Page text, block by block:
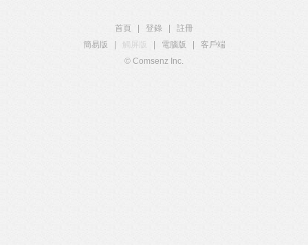
首頁 登錄
註冊
簡易版
觸屏版 電腦版
客戶端
© Comsenz Inc.